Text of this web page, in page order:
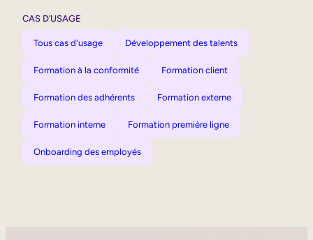
CAS D’USAGE
Tous cas d'usage Développement des talents
Formation à la conformité Formation client
Formation des adhérents Formation externe
Formation interne Formation première ligne
Onboarding des employés